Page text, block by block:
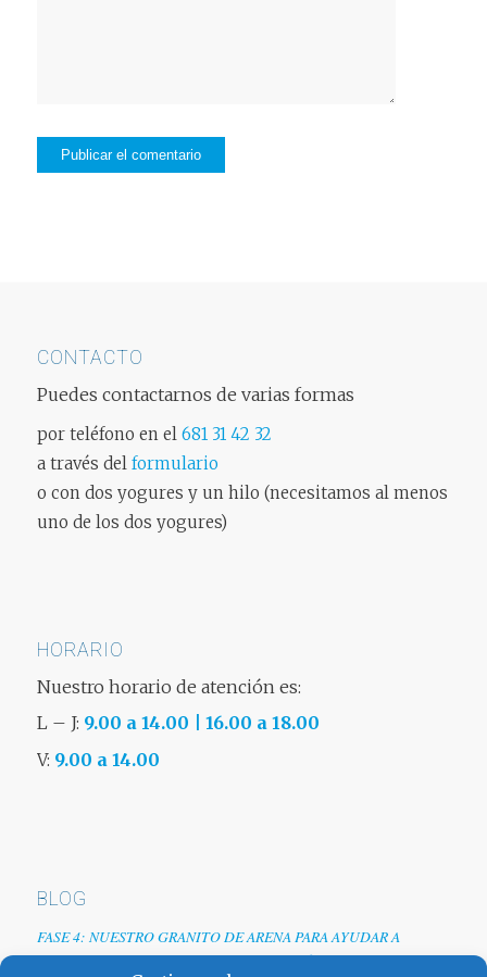
CONTACTO
Puedes contactarnos de varias formas
por teléfono en el 681 31 42 32
a través del formulario
o con dos yogures y un hilo (necesitamos al menos
uno de los dos yogures)
HORARIO
Nuestro horario de atención es:
L – J: 9.00 a 14.00 | 16.00 a 18.00
V: 9.00 a 14.00
BLOG
FASE 4: NUESTRO GRANITO DE ARENA PARA AYUDAR A
EMPRESAS TRAS LA CRISIS DEL COVID-19